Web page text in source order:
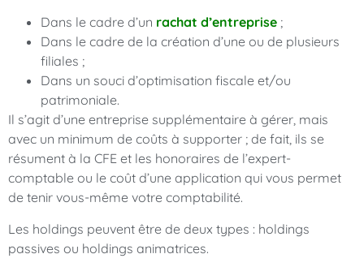
Dans le cadre d’un rachat d’entreprise ;
Dans le cadre de la création d’une ou de plusieurs
filiales ;
Dans un souci d’optimisation fiscale et/ou
patrimoniale.
Il s’agit d’une entreprise supplémentaire à gérer, mais
avec un minimum de coûts à supporter ; de fait, ils se
résument à la CFE et les honoraires de l’expert-
comptable ou le coût d’une application qui vous permet
de tenir vous-même votre comptabilité.
Les holdings peuvent être de deux types : holdings
passives ou holdings animatrices.